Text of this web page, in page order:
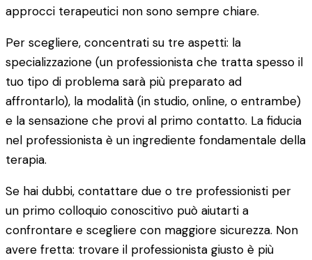
approcci terapeutici non sono sempre chiare.
Per scegliere, concentrati su tre aspetti: la
specializzazione (un professionista che tratta spesso il
tuo tipo di problema sarà più preparato ad
affrontarlo), la modalità (in studio, online, o entrambe)
e la sensazione che provi al primo contatto. La fiducia
nel professionista è un ingrediente fondamentale della
terapia.
Se hai dubbi, contattare due o tre professionisti per
un primo colloquio conoscitivo può aiutarti a
confrontare e scegliere con maggiore sicurezza. Non
avere fretta: trovare il professionista giusto è più